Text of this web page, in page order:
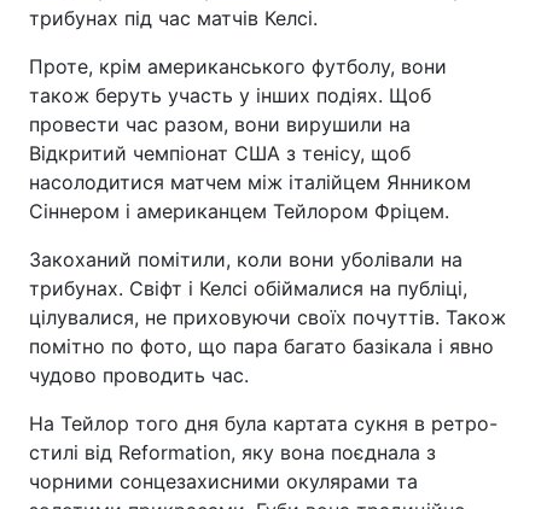
трибунах під час матчів Келсі.
Проте, крім американського футболу, вони
також беруть участь у інших подіях. Щоб
провести час разом, вони вирушили на
Відкритий чемпіонат США з тенісу, щоб
насолодитися матчем між італійцем Янником
Сіннером і американцем Тейлором Фріцем.
Закоханий помітили, коли вони уболівали на
трибунах. Свіфт і Келсі обіймалися на публіці,
цілувалися, не приховуючи своїх почуттів. Також
помітно по фото, що пара багато базікала і явно
чудово проводить час.
На Тейлор того дня була картата сукня в ретро-
стилі від Reformation, яку вона поєднала з
чорними сонцезахисними окулярами та